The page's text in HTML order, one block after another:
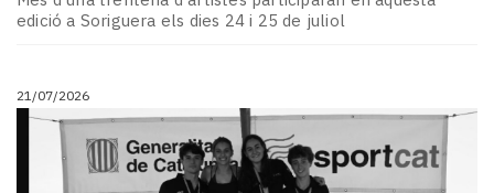
edició a Soriguera els dies 24 i 25 de juliol
21/07/2026